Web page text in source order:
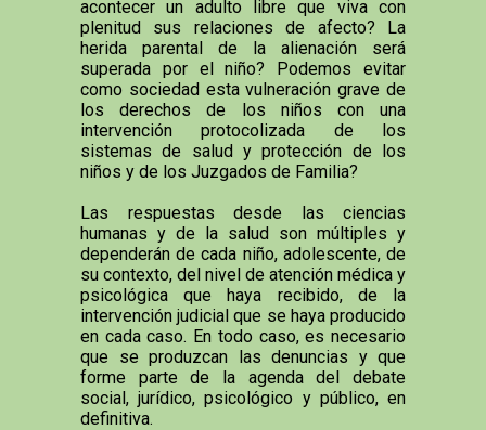
acontecer un adulto libre que viva con
plenitud sus relaciones de afecto? La
herida parental de la alienación será
superada por el niño? Podemos evitar
como sociedad esta vulneración grave de
los derechos de los niños con una
intervención protocolizada de los
sistemas de salud y protección de los
niños y de los Juzgados de Familia?
Las respuestas desde las ciencias
humanas y de la salud son múltiples y
dependerán de cada niño, adolescente, de
su contexto, del nivel de atención médica y
psicológica que haya recibido, de la
intervención judicial que se haya producido
en cada caso. En todo caso, es necesario
que se produzcan las denuncias y que
forme parte de la agenda del debate
social, jurídico, psicológico y público, en
definitiva.